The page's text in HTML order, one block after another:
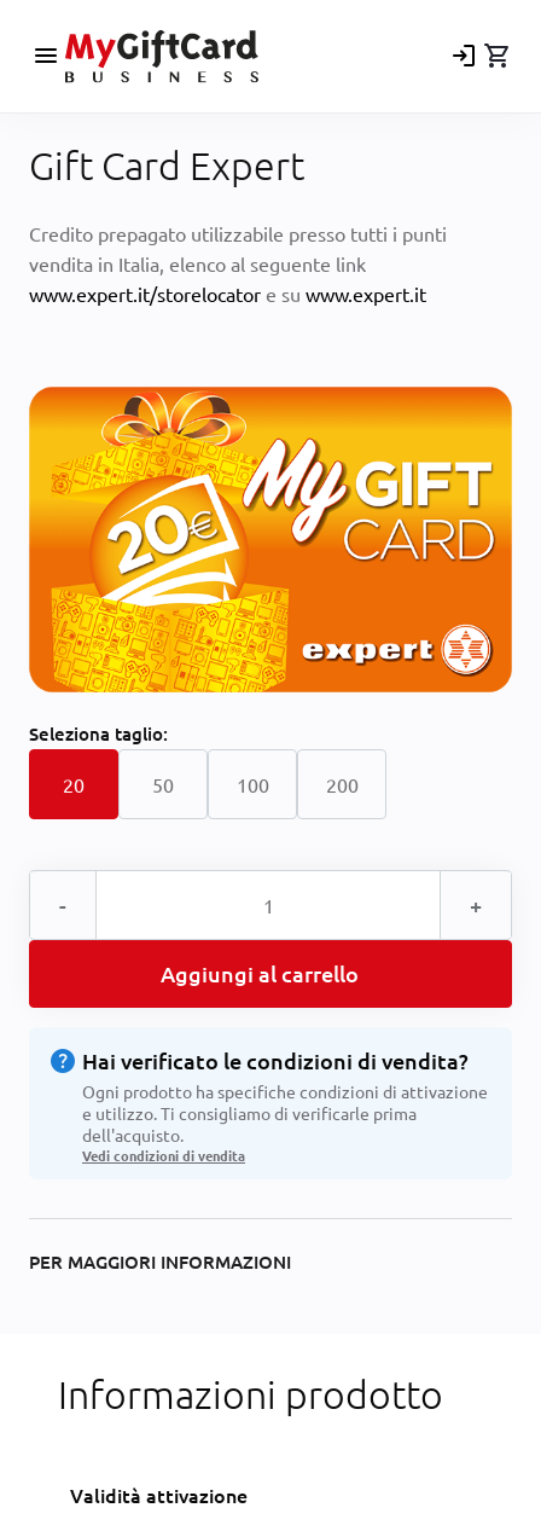
menu login shopping_cart
Gift Card Expert
Credito prepagato utilizzabile presso tutti i punti
vendita in Italia, elenco al seguente link
www.expert.it/storelocator e su www.expert.it
Seleziona taglio:
20 50 100 200
- +
Aggiungi al carrello
help Hai verificato le condizioni di vendita?
Ogni prodotto ha specifiche condizioni di attivazione
e utilizzo. Ti consigliamo di verificarle prima
dell'acquisto.
Vedi condizioni di vendita
PER MAGGIORI INFORMAZIONI
Informazioni prodotto
Validità attivazione